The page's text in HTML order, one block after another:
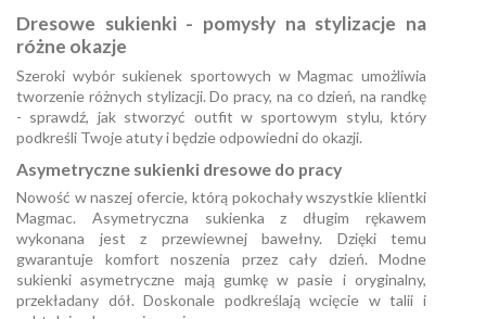
Dresowe sukienki - pomysły na stylizacje na
różne okazje
Szeroki wybór sukienek sportowych w Magmac umożliwia
tworzenie różnych stylizacji. Do pracy, na co dzień, na randkę
- sprawdź, jak stworzyć outfit w sportowym stylu, który
podkreśli Twoje atuty i będzie odpowiedni do okazji.
Asymetryczne sukienki dresowe do pracy
Nowość w naszej ofercie, którą pokochały wszystkie klientki
Magmac. Asymetryczna sukienka z długim rękawem
wykonana jest z przewiewnej bawełny. Dzięki temu
gwarantuje komfort noszenia przez cały dzień. Modne
sukienki asymetryczne mają gumkę w pasie i oryginalny,
przekładany dół. Doskonale podkreślają wcięcie w talii i